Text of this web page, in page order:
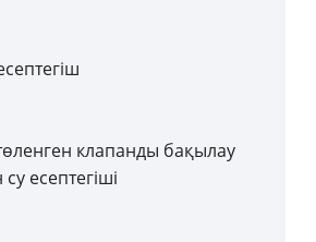
клапанды бақылау
есептегіші